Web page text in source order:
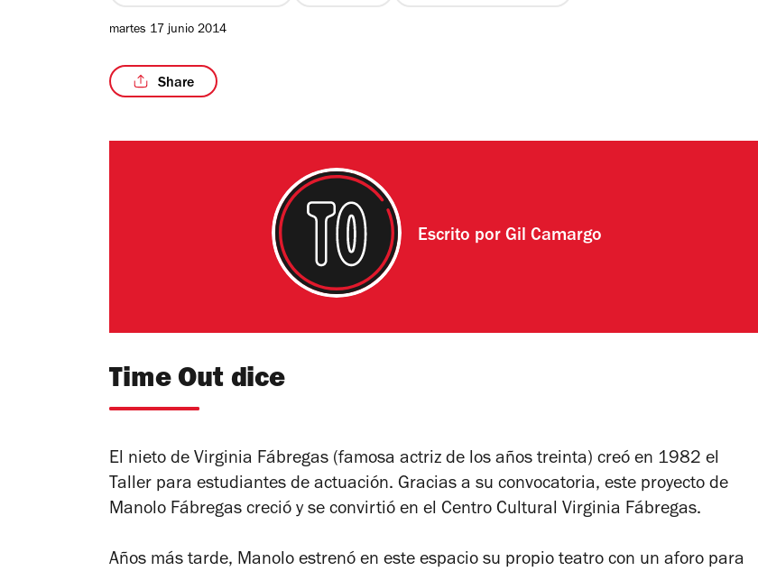
martes 17 junio 2014
Share
Escrito porGil Camargo
Time Out dice
El nieto de Virginia Fábregas (famosa actriz de los años treinta) creó en 1982 el
Taller para estudiantes de actuación. Gracias a su con­vocatoria, este proyecto de
Manolo Fábregas creció y se convirtió en el Centro Cultural Virginia Fábregas.
Años más tarde, Manolo estrenó en este espacio su propio teatro con un aforo para